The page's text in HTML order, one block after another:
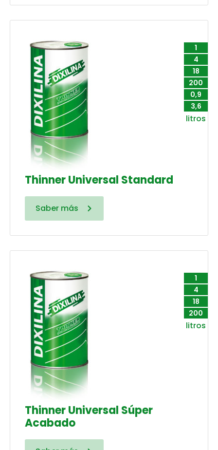
1
4
18
200
0,9
3,6
litros
Thinner Universal Standard
Saber más
1
4
18
200
litros
Thinner Universal Súper
Acabado